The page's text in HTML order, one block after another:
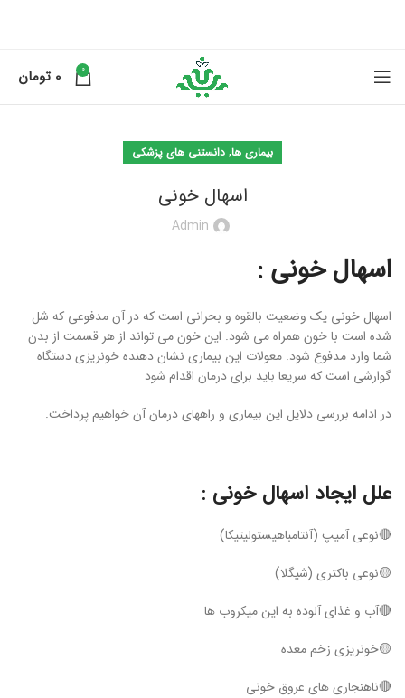
0
0 تومان
بیماری ها, دانستنی های پزشکی
اسهال خونی
Admin
اسهال خونی :
اسهال خونی یک وضعیت بالقوه و بحرانی است که در آن مدفوعی که شل
شده است با خون همراه می شود. این خون می تواند از هر قسمت از بدن
شما وارد مدفوع شود. معولات این بیماری نشان دهنده خونریزی دستگاه
گوارشی است که سریعا باید برای درمان اقدام شود
در ادامه بررسی دلایل این بیماری و راههای درمان آن خواهیم پرداخت.
علل ایجاد اسهال خونی :
🔴نوعی آمیپ (آنتامباهیستولیتیکا)
🟡نوعی باکتری (شیگلا)
🔴آب و غذای آلوده به این میکروب ها
🟡خونریزی زخم‌ معده
🔴ناهنجاری های عروق خونی